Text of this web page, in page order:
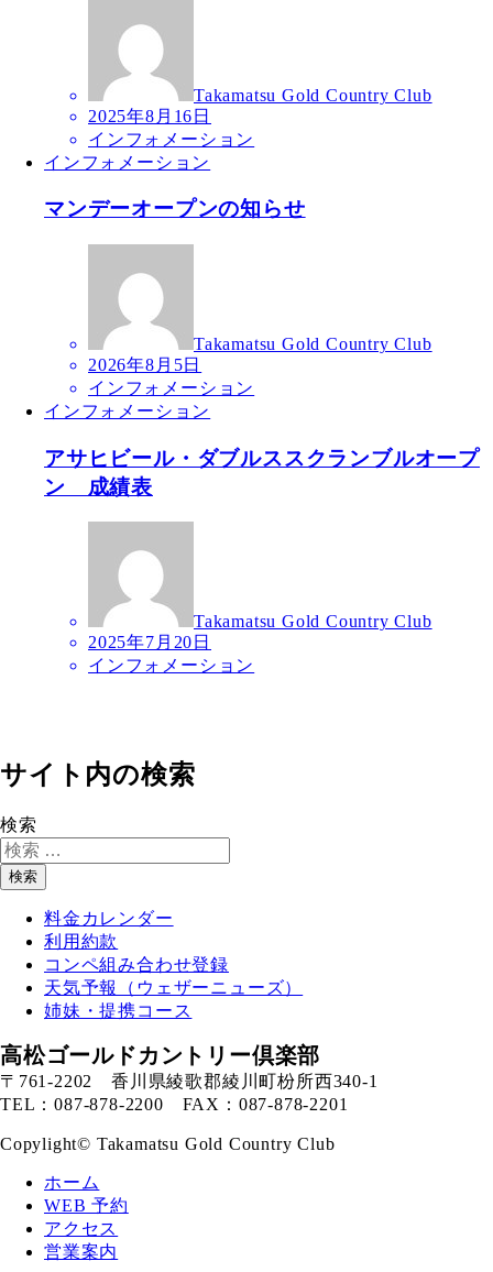
Takamatsu Gold Country Club
2025年8月16日
インフォメーション
インフォメーション
マンデーオープンの知らせ
Takamatsu Gold Country Club
2026年8月5日
インフォメーション
インフォメーション
アサヒビール・ダブルススクランブルオープ
ン 成績表
Takamatsu Gold Country Club
2025年7月20日
インフォメーション
サイト内の検索
検索
検索
料金カレンダー
利用約款
コンペ組み合わせ登録
天気予報（ウェザーニューズ）
姉妹・提携コース
高松ゴールドカントリー倶楽部
〒761-2202 香川県綾歌郡綾川町枌所西340-1
TEL：087-878-2200 FAX：087-878-2201
Copylight© Takamatsu Gold Country Club
ホーム
WEB 予約
アクセス
営業案内